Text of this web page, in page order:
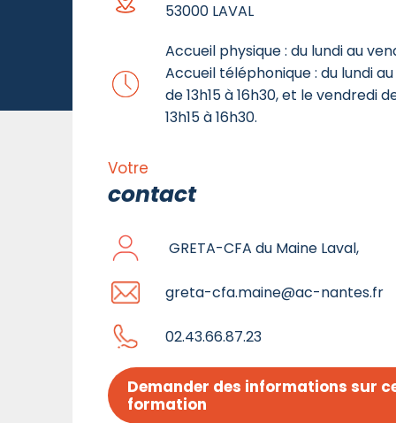
53000 LAVAL
Accueil physique : du lundi au
Accueil téléphonique : du lundi
de 13h15 à 16h30, et le vendredi
13h15 à 16h30.
Votre
contact
GRETA-CFA du Maine Laval,
greta-cfa.maine@ac-nantes.fr
02.43.66.87.23
Demander des informations sur
formation